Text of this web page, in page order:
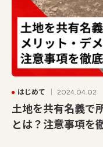
はじめて 2024.04.02
土地を共有名義で
とは？注意事項を